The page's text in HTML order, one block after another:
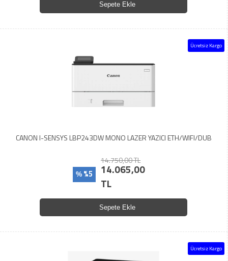
Sepete Ekle
Ücretsiz Kargo
CANON I-SENSYS LBP243DW MONO LAZER YAZICI ETH/WIFI/DUB
% %5
14.750,00 TL
14.065,00
TL
Sepete Ekle
Ücretsiz Kargo